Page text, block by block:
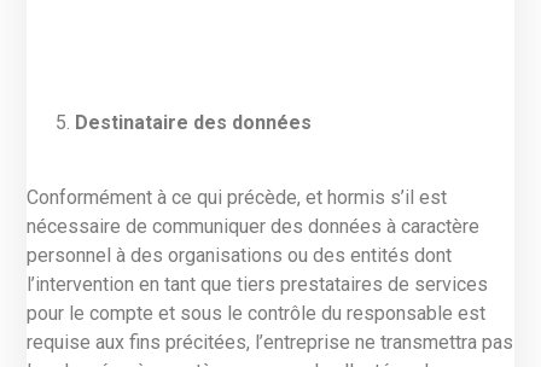
Destinataire des données
Conformément à ce qui précède, et hormis s’il est
nécessaire de communiquer des données à caractère
personnel à des organisations ou des entités dont
l’intervention en tant que tiers prestataires de services
pour le compte et sous le contrôle du responsable est
requise aux fins précitées, l’entreprise ne transmettra pas